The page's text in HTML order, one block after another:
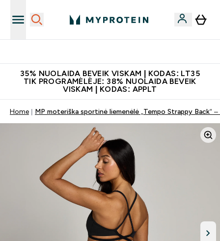
35% NUOLAIDA BEVEIK VISKAM | KODAS: LT35
TIK PROGRAMĖLĖJE: 38% NUOLAIDA BEVEIK
VISKAM | KODAS: APPLT
Home MP moteriška sportinė liemenėlė „Tempo Strappy Back“ –